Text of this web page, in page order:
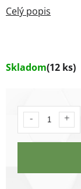
Skladom(12 ks)